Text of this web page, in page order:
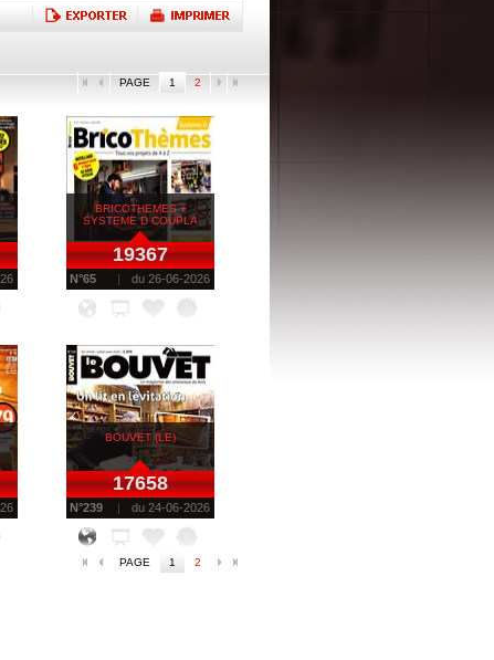
PAGE 1 2
BRICOTHEMES +
SYSTEME D COUPLA
19367
N°65 du 26-06-2026
BOUVET (LE)
17658
N°239 du 24-06-2026
PAGE 1 2